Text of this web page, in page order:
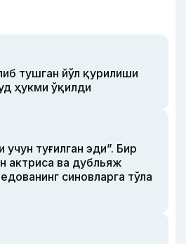
тушган йўл қурилиши
ҳукми ўқилди
туғилган эди”. Бир
актриса ва дубльяж
синовларга тўла